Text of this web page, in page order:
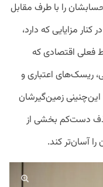
را با طرف مقابل
مزایایی که دارد،
فعلی اقتصادی که
ریسک‌های اعتباری و
زمین‌گیرشان
حذف دست‌کم بخشی از
آسان‌تر کند.